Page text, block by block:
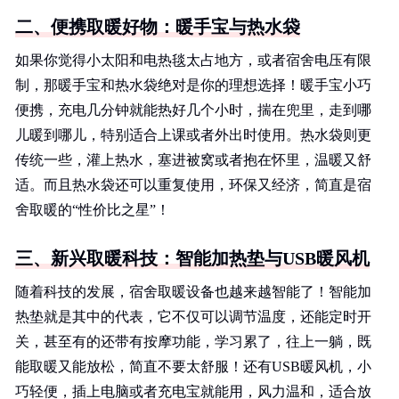
二、便携取暖好物：暖手宝与热水袋
如果你觉得小太阳和电热毯太占地方，或者宿舍电压有限
制，那暖手宝和热水袋绝对是你的理想选择！暖手宝小巧
便携，充电几分钟就能热好几个小时，揣在兜里，走到哪
儿暖到哪儿，特别适合上课或者外出时使用。热水袋则更
传统一些，灌上热水，塞进被窝或者抱在怀里，温暖又舒
适。而且热水袋还可以重复使用，环保又经济，简直是宿
舍取暖的“性价比之星”！
三、新兴取暖科技：智能加热垫与USB暖风机
随着科技的发展，宿舍取暖设备也越来越智能了！智能加
热垫就是其中的代表，它不仅可以调节温度，还能定时开
关，甚至有的还带有按摩功能，学习累了，往上一躺，既
能取暖又能放松，简直不要太舒服！还有USB暖风机，小
巧轻便，插上电脑或者充电宝就能用，风力温和，适合放